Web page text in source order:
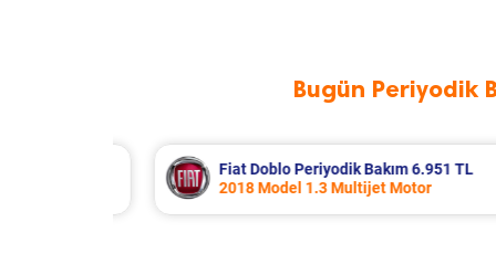
Bugün Periyodik
Fiat 500L Periyodik Bakım
2016 Model 1.3 Multijet